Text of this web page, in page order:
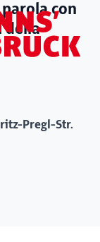
con
della
Pregl-Str.